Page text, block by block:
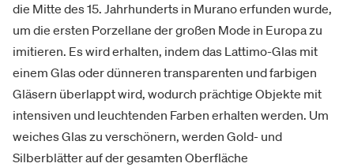
die Mitte des 15. Jahrhunderts in Murano erfunden wurde,
um die ersten Porzellane der großen Mode in Europa zu
imitieren. Es wird erhalten, indem das Lattimo-Glas mit
einem Glas oder dünneren transparenten und farbigen
Gläsern überlappt wird, wodurch prächtige Objekte mit
intensiven und leuchtenden Farben erhalten werden. Um
weiches Glas zu verschönern, werden Gold- und
Silberblätter auf der gesamten Oberfläche